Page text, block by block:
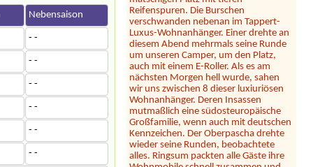
verschwanden nebenan im Tappert-
Luxus-Wohnanhänger. Einer drehte an
diesem Abend mehrmals seine Runde
um unseren Camper, um den Platz,
auch mit einem E-Roller. Als es am
nächsten Morgen hell wurde, sahen
wir uns zwischen 8 dieser luxiuriösen
Wohnanhänger. Deren Insassen
mutmaßlich eine südosteuropäische
Großfamilie, wenn auch mit deutschen
Kennzeichen. Der Oberpascha drehte
wieder seine Runden, beobachtete
alles. Ringsum packten alle Gäste ihre
Wohnmobile schnell zusammen und
verschwanden. Wir auch!
Nebensaison
- -
- -
- -
- -
- -
- -